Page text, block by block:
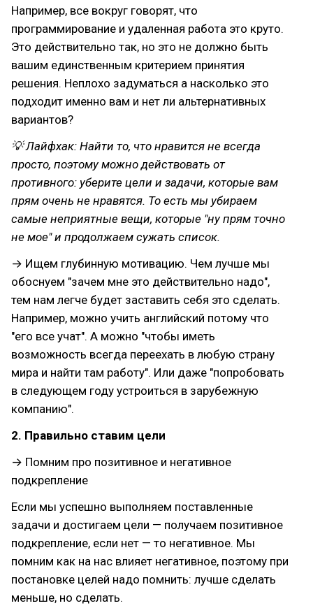
Например, все вокруг говорят, что
программирование и удаленная работа это круто.
Это действительно так, но это не должно быть
вашим единственным критерием принятия
решения. Неплохо задуматься а насколько это
подходит именно вам и нет ли альтернативных
вариантов?
💡 Лайфхак: Найти то, что нравится не всегда
просто, поэтому можно действовать от
противного: уберите цели и задачи, которые вам
прям очень не нравятся. То есть мы убираем
самые неприятные вещи, которые "ну прям точно
не мое" и продолжаем сужать список.
→ Ищем глубинную мотивацию. Чем лучше мы
обоснуем "зачем мне это действительно надо",
тем нам легче будет заставить себя это сделать.
Например, можно учить английский потому что
"его все учат". А можно "чтобы иметь
возможность всегда переехать в любую страну
мира и найти там работу". Или даже "попробовать
в следующем году устроиться в зарубежную
компанию".
2. Правильно ставим цели
→ Помним про позитивное и негативное
подкрепление
Если мы успешно выполняем поставленные
задачи и достигаем цели — получаем позитивное
подкрепление, если нет — то негативное. Мы
помним как на нас влияет негативное, поэтому при
постановке целей надо помнить: лучше сделать
меньше, но сделать.